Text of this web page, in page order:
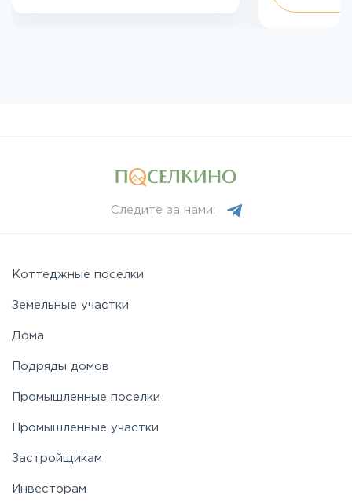
Следите за нами:
Коттеджные поселки
Земельные участки
Дома
Подряды домов
Промышленные поселки
Промышленные участки
Застройщикам
Инвесторам